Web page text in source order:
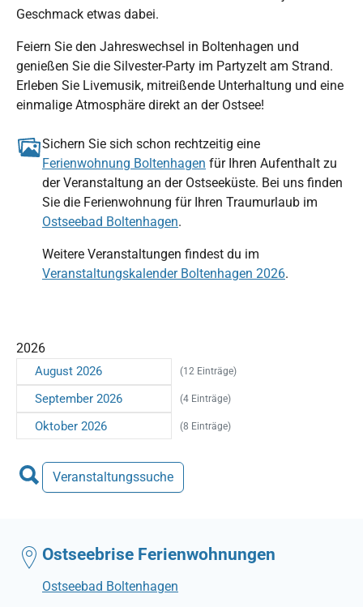
Geschmack etwas dabei.
Feiern Sie den Jahreswechsel in Boltenhagen und
genießen Sie die Silvester-Party im Partyzelt am Strand.
Erleben Sie Livemusik, mitreißende Unterhaltung und eine
einmalige Atmosphäre direkt an der Ostsee!
Sichern Sie sich schon rechtzeitig eine
Ferienwohnung Boltenhagen für Ihren Aufenthalt zu
der Veranstaltung an der Ostseeküste. Bei uns finden
Sie die Ferienwohnung für Ihren Traumurlaub im
Ostseebad Boltenhagen.
Weitere Veranstaltungen findest du im
Veranstaltungskalender Boltenhagen 2026.
2026
August 2026 (12 Einträge)
September 2026 (4 Einträge)
Oktober 2026 (8 Einträge)
Veranstaltungssuche
Ostseebrise Ferienwohnungen
Ostseebad Boltenhagen